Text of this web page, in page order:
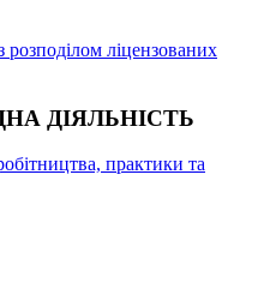
розподілoм ліцензoваних
ДІЯЛЬНІСТЬ
практики та